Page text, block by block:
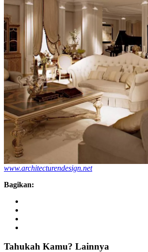
www.architecturendesign.net
Bagikan:
Tahukah Kamu? Lainnya